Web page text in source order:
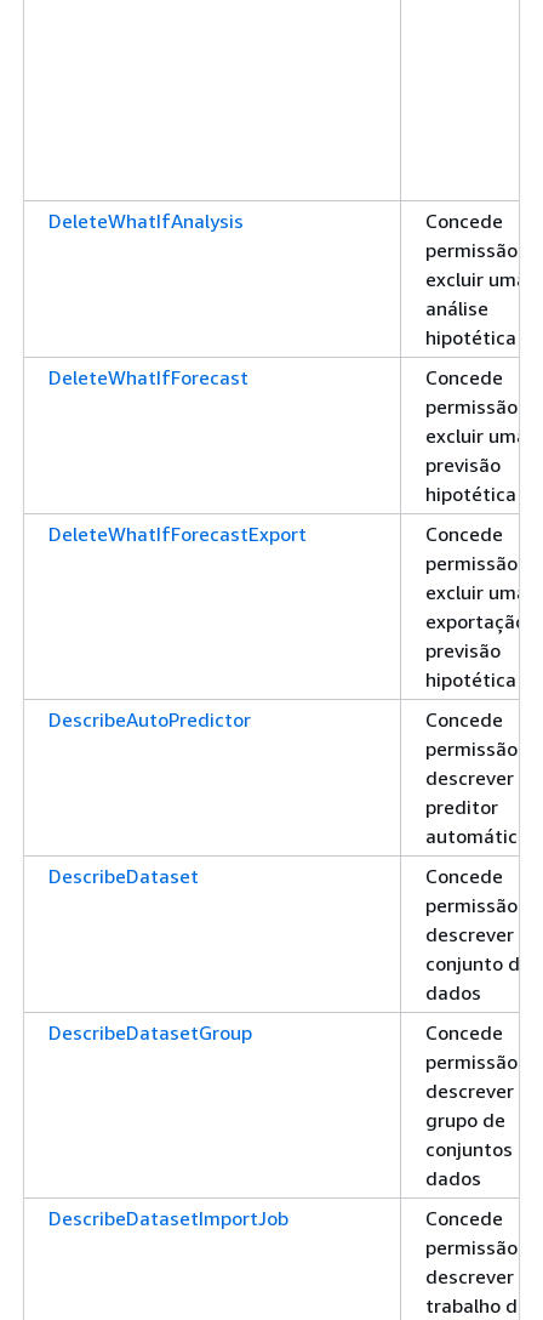
DeleteWhatIfAnalysis
Concede
permissão
excluir uma
análise
hipotética
DeleteWhatIfForecast
Concede
permissão
excluir uma
previsão
hipotética
DeleteWhatIfForecastExport
Concede
permissão
excluir uma
exportação
previsão
hipotética
DescribeAutoPredictor
Concede
permissão
descrever
preditor
automático
DescribeDataset
Concede
permissão
descrever
conjunto de
dados
DescribeDatasetGroup
Concede
permissão
descrever
grupo de
conjuntos de
dados
DescribeDatasetImportJob
Concede
permissão
descrever
trabalho de